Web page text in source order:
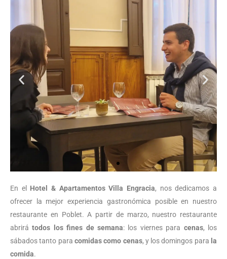
En el Hotel & Apartamentos Villa Engracia, nos dedicamos a
ofrecer la mejor experiencia gastronómica posible en nuestro
restaurante en Poblet. A partir de marzo, nuestro restaurante
abrirátodos los fines de semana: los viernes para cenas, los
sábados tanto para comidas como cenas, y los domingos para la
comida.